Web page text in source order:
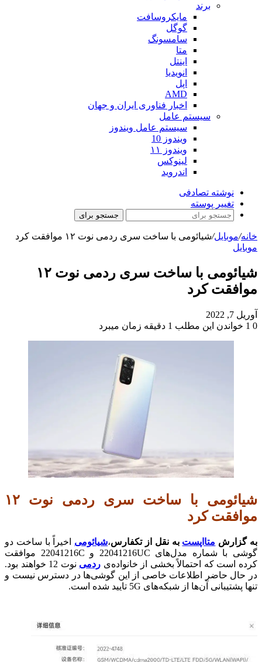
برند
مایکروسافت
گوگل
سامسونگ
متا
اینتل
انویدیا
اپل
AMD
اخبار فناوری ایران و جهان
سیستم عامل
سیستم عامل ویندوز
ویندوز 10
ویندوز ۱۱
لینوکس
اندروید
نوشته تصادفی
تغییر پوسته
جستجو برای
خانه/موبایل/شیائومی با ساخت سری ردمی نوت ۱۲ موافقت کرد
موبایل
شیائومی با ساخت سری ردمی نوت ۱۲
موافقت کرد
آوریل 7, 2022
0
خواندن این مطلب 1 دقیقه زمان میبرد
شیائومی با ساخت سری ردمی نوت ۱۲
موافقت کرد
به گزارش متااپست به نقل از تکفارس،شیائومی اخیراً با ساخت دو
گوشی با شماره مدل‌های 22041216UC و 22041216C موافقت
کرده است که احتمالاً بخشی از خانواده‌ی ردمی
نوت 12 خواهند بود.
در حال حاضر اطلاعات خاصی از این گوشی‌ها در دسترس نیست و
تنها پشتیبانی آن‌ها از شبکه‌های 5G تایید شده است.